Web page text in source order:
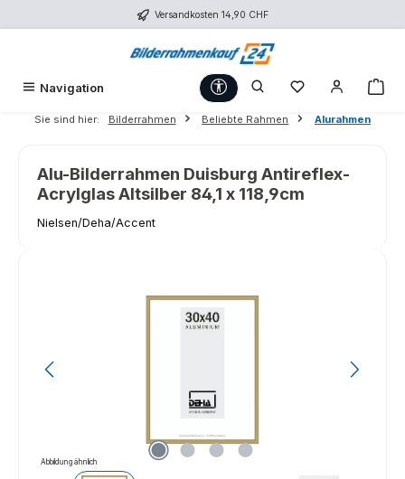
Zum Hauptinhalt springen Versandkosten 14,90 CHF
Navigation Werkzeugleiste anzeigen
Du hast 0
Sie sind hier: Bilderrahmen Beliebte Rahmen Alurahmen
Alu-Bilderrahmen Duisburg Antireflex-
Acrylglas Altsilber 84,1 x 118,9cm
Nielsen/Deha/Accent
Abbildung ähnlich